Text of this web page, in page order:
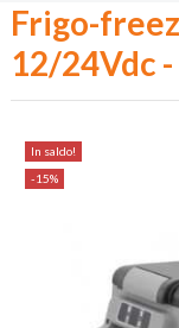
Frigo-
12/24Vdc
In saldo!
-15%